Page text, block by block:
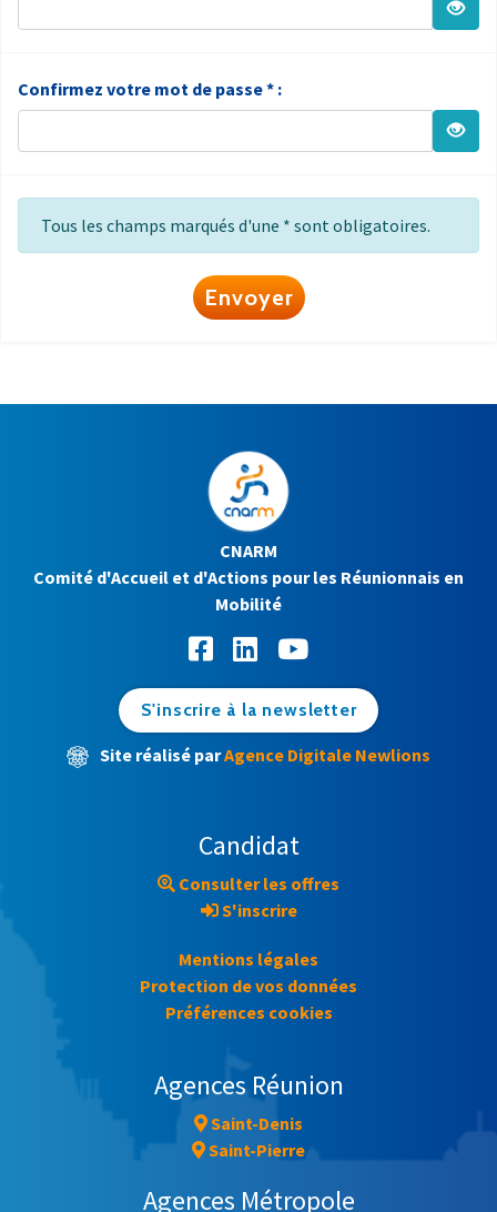
Confirmez votre mot de passe * :
Tous les champs marqués d'une * sont obligatoires.
Envoyer
Agences Réunion
Saint-Denis
Saint-Pierre
Agences Métropole
CNARM
Comité d'Accueil et d'Actions pour les Réunionnais en
Mobilité
S'inscrire à la newsletter
Site réalisé parAgence Digitale Newlions
Candidat
Consulter les offres
S'inscrire
Mentions légales
Protection de vos données
Préférences cookies